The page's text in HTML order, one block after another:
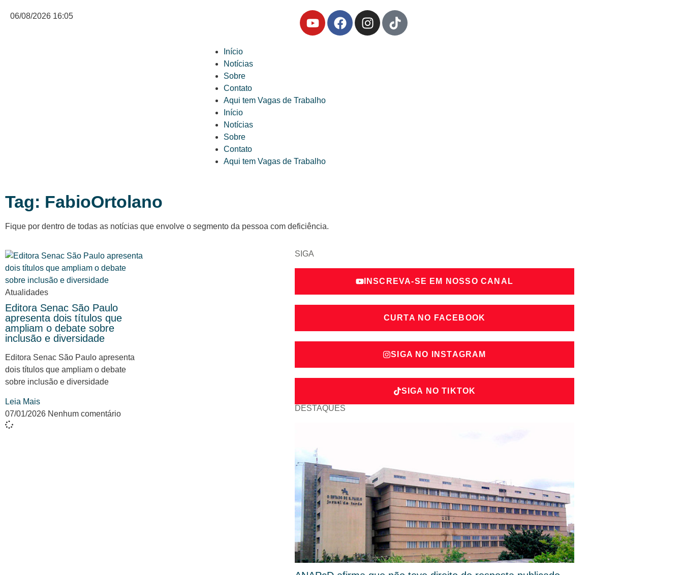
06/08/2026 16:05
Início
Notícias
Sobre
Contato
Aqui tem Vagas de Trabalho
Início
Notícias
Sobre
Contato
Aqui tem Vagas de Trabalho
Tag: FabioOrtolano
Fique por dentro de todas as notícias que envolve o segmento da pessoa com deficiência.
Atualidades
Editora Senac São Paulo
apresenta dois títulos que
ampliam o debate sobre
inclusão e diversidade
Editora Senac São Paulo apresenta
dois títulos que ampliam o debate
sobre inclusão e diversidade
Leia Mais
07/01/2026 Nenhum comentário
SIGA
INSCREVA-SE EM NOSSO CANAL
CURTA NO FACEBOOK
SIGA NO INSTAGRAM
SIGA NO TIKTOK
DESTAQUES